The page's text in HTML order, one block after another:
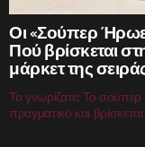
Οι «Σούπερ
Πού βρίσκεται
μάρκετ της
Το γνωρίζατε; Το
πραγματικό και